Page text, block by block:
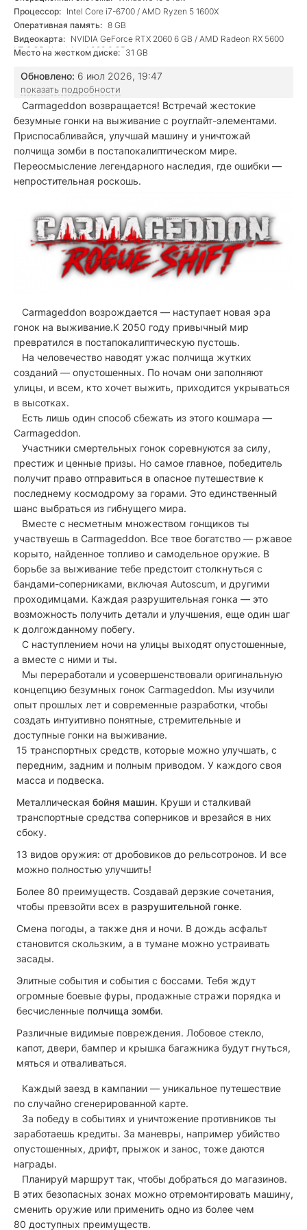
Процессор: Intel Core i7-6700 / AMD Ryzen 5 1600X
Оперативная память: 8 GB
Видеокарта: NVIDIA GeForce RTX 2060 6 GB / AMD Radeon RX 5600
XT 6 GB / Intel Arc A380 6 GB
Место на жестком диске: 31 GB
Обновлено: 6 июл 2026, 19:47
показать подробности
Carmageddon возвращается! Встречай жестокие
безумные гонки на выживание с роуглайт-элементами.
Приспосабливайся, улучшай машину и уничтожай
полчища зомби в постапокалиптическом мире.
Переосмысление легендарного наследия, где ошибки —
непростительная роскошь.
Carmageddon возрождается — наступает новая эра
гонок на выживание.К 2050 году привычный мир
превратился в постапокалиптическую пустошь.
На человечество наводят ужас полчища жутких
созданий — опустошенных. По ночам они заполняют
улицы, и всем, кто хочет выжить, приходится укрываться
в высотках.
Есть лишь один способ сбежать из этого кошмара —
Carmageddon.
Участники смертельных гонок соревнуются за силу,
престиж и ценные призы. Но самое главное, победитель
получит право отправиться в опасное путешествие к
последнему космодрому за горами. Это единственный
шанс выбраться из гибнущего мира.
Вместе с несметным множеством гонщиков ты
участвуешь в Carmageddon. Все твое богатство — ржавое
корыто, найденное топливо и самодельное оружие. В
борьбе за выживание тебе предстоит столкнуться с
бандами-соперниками, включая Autoscum, и другими
проходимцами. Каждая разрушительная гонка — это
возможность получить детали и улучшения, еще один шаг
к долгожданному побегу.
С наступлением ночи на улицы выходят опустошенные,
а вместе с ними и ты.
Мы переработали и усовершенствовали оригинальную
концепцию безумных гонок Carmageddon. Мы изучили
опыт прошлых лет и современные разработки, чтобы
создать интуитивно понятные, стремительные и
доступные гонки на выживание.
15 транспортных средств, которые можно улучшать, с
передним, задним и полным приводом. У каждого своя
масса и подвеска.
Металлическая бойня машин. Круши и сталкивай
транспортные средства соперников и врезайся в них
сбоку.
13 видов оружия: от дробовиков до рельсотронов. И все
можно полностью улучшить!
Более 80 преимуществ. Создавай дерзкие сочетания,
чтобы превзойти всех в разрушительной гонке.
Смена погоды, а также дня и ночи. В дождь асфальт
становится скользким, а в тумане можно устраивать
засады.
Элитные события и события с боссами. Тебя ждут
огромные боевые фуры, продажные стражи порядка и
бесчисленные полчища зомби.
Различные видимые повреждения. Лобовое стекло,
капот, двери, бампер и крышка багажника будут гнуться,
мяться и отваливаться.
Каждый заезд в кампании — уникальное путешествие
по случайно сгенерированной карте.
За победу в событиях и уничтожение противников ты
заработаешь кредиты. За маневры, например убийство
опустошенных, дрифт, прыжок и занос, тоже даются
награды.
Планируй маршрут так, чтобы добраться до магазинов.
В этих безопасных зонах можно отремонтировать машину,
сменить оружие или применить одно из более чем
80 доступных преимуществ.